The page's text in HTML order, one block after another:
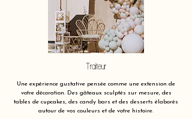
Traiteur
Une expérience gustative pensée comme une extension de
votre décoration. Des gâteaux sculptés sur mesure, des
tables de cupcakes, des candy bars et des desserts élaborés
autour de vos couleurs et de votre histoire.